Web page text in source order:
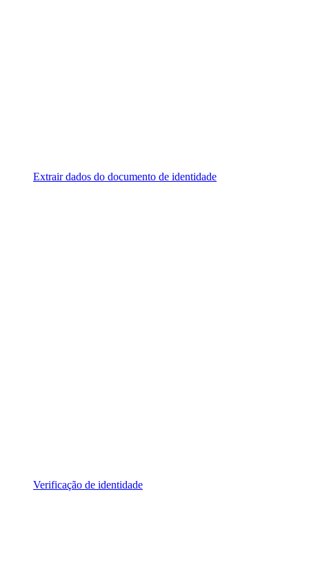
Extrair dados do documento de identidade
Verificação de identidade